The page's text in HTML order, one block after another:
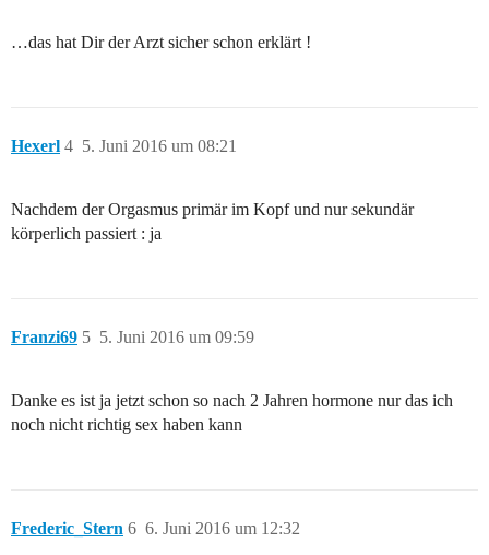
…das hat Dir der Arzt sicher schon erklärt !
Hexerl 5. Juni 2016 um 08:21
4
Nachdem der Orgasmus primär im Kopf und nur sekundär
körperlich passiert : ja
Franzi69 5. Juni 2016 um 09:59
5
Danke es ist ja jetzt schon so nach 2 Jahren hormone nur das ich
noch nicht richtig sex haben kann
Frederic_Stern 6. Juni 2016 um 12:32
6